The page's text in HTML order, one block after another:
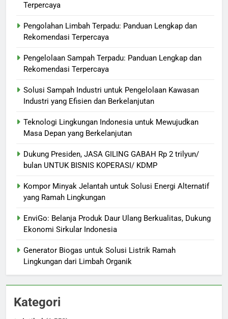
Terpercaya
Pengolahan Limbah Terpadu: Panduan Lengkap dan
Rekomendasi Terpercaya
Pengelolaan Sampah Terpadu: Panduan Lengkap dan
Rekomendasi Terpercaya
Solusi Sampah Industri untuk Pengelolaan Kawasan
Industri yang Efisien dan Berkelanjutan
Teknologi Lingkungan Indonesia untuk Mewujudkan
Masa Depan yang Berkelanjutan
Dukung Presiden, JASA GILING GABAH Rp 2 trilyun/
bulan UNTUK BISNIS KOPERASI/ KDMP
Kompor Minyak Jelantah untuk Solusi Energi Alternatif
yang Ramah Lingkungan
EnviGo: Belanja Produk Daur Ulang Berkualitas, Dukung
Ekonomi Sirkular Indonesia
Generator Biogas untuk Solusi Listrik Ramah
Lingkungan dari Limbah Organik
Kategori